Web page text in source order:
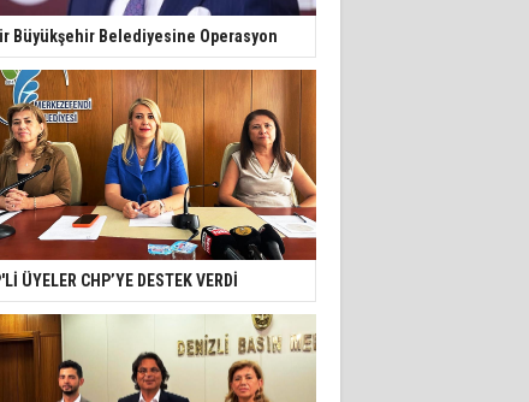
Büyükşehir Belediyesine Operasyon
ÜYELER CHP’YE DESTEK VERDİ